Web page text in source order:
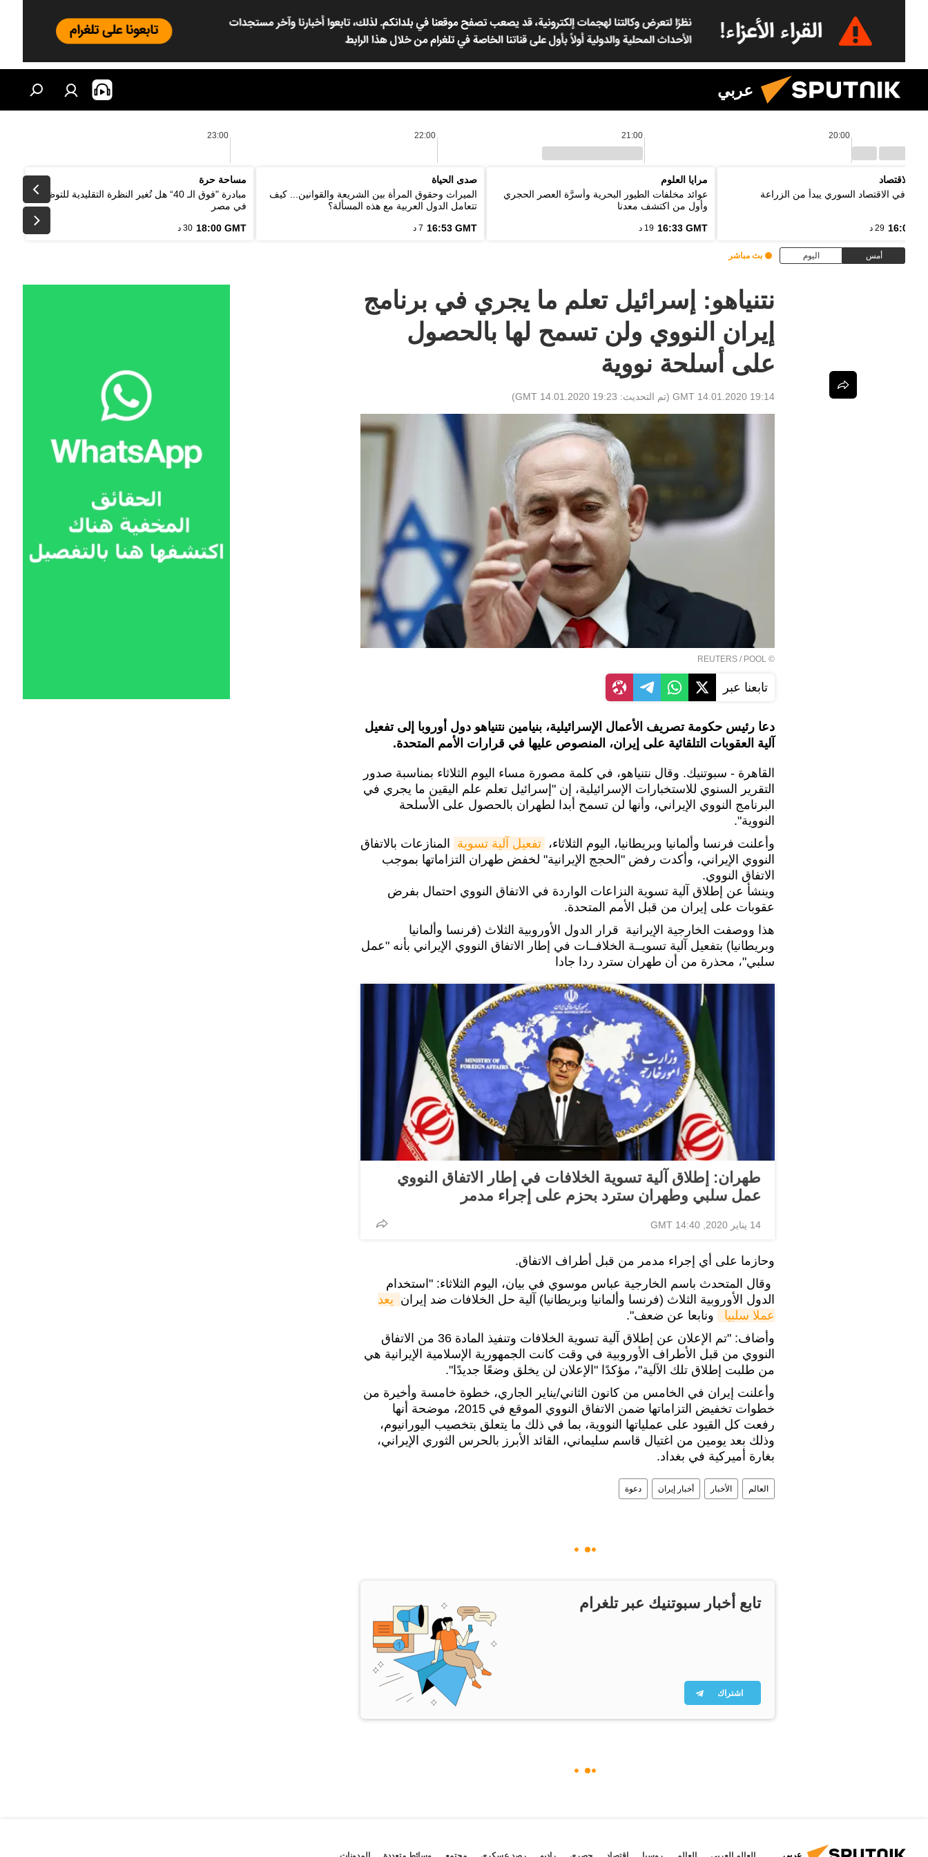
عربي
20:00
21:00
22:00
23:00
الاقتصاد
تعافي الاقتصاد السوري يبدأ من الزراعة
16:03 29 د
مرايا العلوم
عوائد مخلفات الطيور البحرية وأسرَّة العصر الحجري
وأول من اكتشف معدنا
16:33 GMT 19 د
صدى الحياة
الميراث وحقوق المرأة بين الشريعة والقوانين... كيف
تتعامل الدول العربية مع هذه المسألة؟
16:53 GMT 7 د
مساحة حرة
مبادرة "فوق الـ 40“ هل تُغير النظرة التقليدية للتوظيف
في مصر
18:00 GMT 30 د
أمس اليوم بث مباشر
نتنياهو: إسرائيل تعلم ما يجري في برنامج
إيران النووي ولن تسمح لها بالحصول
على أسلحة نووية
19:14 GMT 14.01.2020 (تم التحديث: 19:23 GMT 14.01.2020
)
©
REUTERS / POOL
تابعنا عبر
دعا رئيس حكومة تصريف الأعمال الإسرائيلية، بنيامين نتنياهو دول أوروبا إلى تفعيل
آلية العقوبات التلقائية على إيران، المنصوص عليها في قرارات الأمم المتحدة.
القاهرة - سبوتنيك. وقال نتنياهو، في كلمة مصورة مساء اليوم الثلاثاء بمناسبة صدور
التقرير السنوي للاستخبارات الإسرائيلية، إن "إسرائيل تعلم علم اليقين ما يجري في
البرنامج النووي الإيراني، وأنها لن تسمح أبدا لطهران بالحصول على الأسلحة
النووية".
وأعلنت فرنسا وألمانيا وبريطانيا، اليوم الثلاثاء، تفعيل آلية تسوية
المنازعات بالاتفاق
النووي الإيراني، وأكدت رفض "الحجج الإيرانية" لخفض طهران التزاماتها بموجب
الاتفاق النووي.
وينشأ عن إطلاق آلية تسوية النزاعات الواردة في الاتفاق النووي احتمال بفرض
عقوبات على إيران من قبل الأمم المتحدة.
هذا ووصفت الخارجية الإيرانية قرار الدول الأوروبية الثلاث (فرنسا وألمانيا
وبريطانيا) بتفعيل آلية تسويــة الخلافــات في إطار الاتفاق النووي الإيراني بأنه "عمل
سلبي"، محذرة من أن طهران سترد ردا جادا
طهران: إطلاق آلية تسوية الخلافات في إطار الاتفاق النووي
عمل سلبي وطهران سترد بحزم على إجراء مدمر
14 يناير 2020, 14:40 GMT
وحازما على أي إجراء مدمر من قبل أطراف الاتفاق.
وقال المتحدث باسم الخارجية عباس موسوي في بيان، اليوم الثلاثاء: "استخدام
الدول الأوروبية الثلاث (فرنسا وألمانيا وبريطانيا) آلية حل الخلافات ضد إيران
عملا سلبيا
ونابعا عن ضعف".
وأضاف: "تم الإعلان عن إطلاق آلية تسوية الخلافات وتنفيذ المادة 36 من الاتفاق
النووي من قبل الأطراف الأوروبية في وقت كانت الجمهورية الإسلامية الإيرانية هي
من طلبت إطلاق تلك الآلية"، مؤكدًا "الإعلان لن يخلق وضعًا جديدًا".
وأعلنت إيران في الخامس من كانون الثاني/يناير الجاري، خطوة خامسة وأخيرة من
خطوات تخفيض التزاماتها ضمن الاتفاق النووي الموقع في 2015، موضحة أنها
رفعت كل القيود على عملياتها النووية، بما في ذلك ما يتعلق بتخصيب اليورانيوم،
وذلك بعد يومين من اغتيال قاسم سليماني، القائد الأبرز بالحرس الثوري الإيراني،
بغارة أميركية في بغداد.
العالم الأخبار أخبار إيران دعوة
تابع أخبار سبوتنيك عبر تلغرام
اشتراك
عربي